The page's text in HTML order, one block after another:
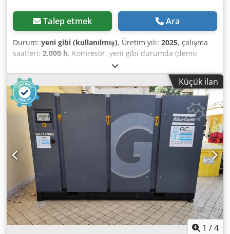
Talep etmek Ara
Durum: yeni gibi (kullanılmış), Üretim yılı: 2025, çalışma
saatleri: 2.000 h, Komresör, yeni gibi durumda (demo
kompresör), sadece 2000 saat çalışmıştır. Resmi bayiiz.
Yeni liste fiyatı: 32.074 Euro. Dwsdszdf Iyspfx Akaja Başlıca
özellikler: Maksimum basınç: 10 bar Güç: 15 kW / 20 HP
Debi: 2940 l/dak
Küçük ilan
1 /4